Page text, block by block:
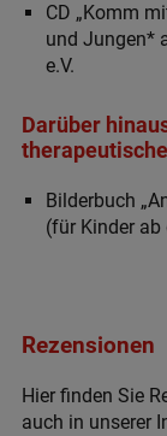
CD „Komm
und Jungen*
e.V.
Darüber
Bilderbuch
(für Kinder
Rezensionen
Hier finden Sie
auch in unserer